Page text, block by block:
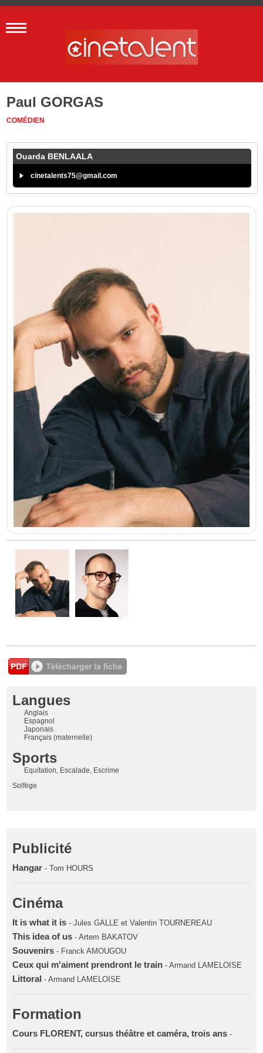
Paul GORGAS
COMÉDIEN
Ouarda BENLAALA
cinetalents75@gmail.com
Langues
Anglais
Espagnol
Japonais
Français (maternelle)
Sports
Equitation, Escalade, Escrime
Solfège
Publicité
Hangar - Tom HOURS
Cinéma
It is what it is - Jules GALLE et Valentin TOURNEREAU
This idea of us - Artem BAKATOV
Souvenirs - Franck AMOUGOU
Ceux qui m'aiment prendront le train - Armand LAMELOISE
Littoral - Armand LAMELOISE
Formation
Cours FLORENT, cursus théâtre et caméra, trois ans -